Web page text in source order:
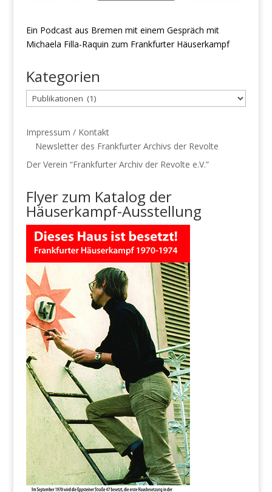
Ein Podcast aus Bremen mit einem Gespräch mit
Michaela Filla-Raquin zum Frankfurter Häuserkampf
Kategorien
Kategorien
Impressum / Kontakt
Newsletter des Frankfurter Archivs der Revolte
Der Verein “Frankfurter Archiv der Revolte e.V.”
Flyer zum Katalog der
Häuserkampf-Ausstellung